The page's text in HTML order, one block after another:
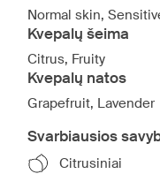
Normal skin,
Kvepalų šeima
Citrus, Fruity
Kvepalų natos
Grapefruit, Lavender
Svarbiausios
Citrusiniai